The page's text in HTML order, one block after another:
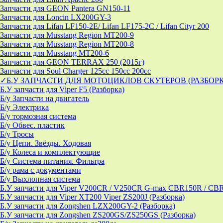
Запчасти для GEON Pantera GN150-11
Запчасти для Loncin LX200GY-3
Запчасти для Lifan LF150-2E/ Lifan LF175-2C / Lifan Cityr 200
Запчасти для Musstang Region MT200-9
Запчасти для Musstang Region MT200-8
Запчасти для Musstang MT200-6
Запчасти для GEON TERRAX 250 (2015г)
Запчасти для Soul Charger 125сс 150cc 200сс
✓Б.У ЗАПЧАСТИ ДЛЯ МОТОЦИКЛОВ СКУТЕРОВ
Б.У запчасти для Viper F5 (Разборка)
Б/у Запчасти на двигатель
Б/у Электрика
Б/у тормозная система
Б/у Обвес. пластик
Б/у Тросы
Б/у Цепи. Звёзды. Ходовая
Б/у Колеса и комплектующие
Б/у Система питания. Фильтра
Б/у рама с документами
Б/у Выхлопная система
Б.У запчасти для Viper V200CR / V250CR G-max CBR150R /
Б.У запчасти для Viper XT200 Viper ZS200J (Разборка)
Б.У запчасти для Zongshen LZX200GY-2 (Разборка)
Б.У запчасти для Zongshen ZS200GS/ZS250GS (Разборка)